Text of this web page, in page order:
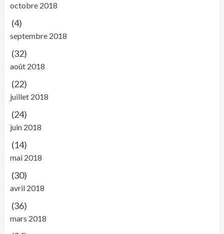
octobre 2018
(4)
septembre 2018
(32)
août 2018
(22)
juillet 2018
(24)
juin 2018
(14)
mai 2018
(30)
avril 2018
(36)
mars 2018